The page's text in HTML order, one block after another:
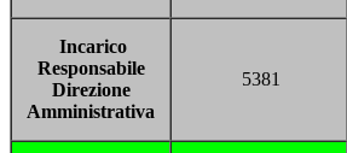
Incarico
Responsabile
Direzione
Amministrativa
5381